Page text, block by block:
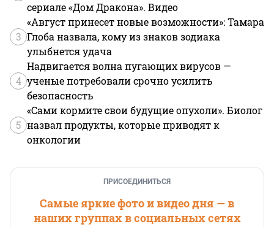
сериале «Дом Дракона». Видео
3
«Август принесет новые возможности»: Тамара
Глоба назвала, кому из знаков зодиака
улыбнется удача
4
Надвигается волна пугающих вирусов —
ученые потребовали срочно усилить
безопасность
5
«Сами кормите свои будущие опухоли». Биолог
назвал продукты, которые приводят к
онкологии
ПРИСОЕДИНИТЬСЯ
Самые яркие фото и видео дня — в
наших группах в социальных сетях